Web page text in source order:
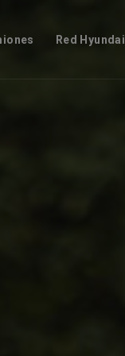
Red Hyundai